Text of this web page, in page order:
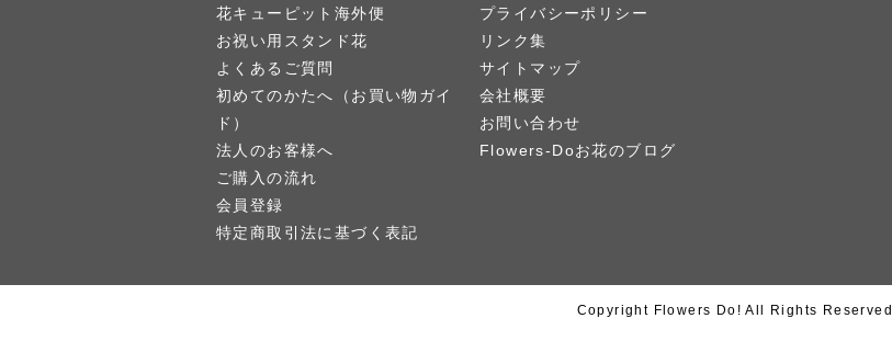
花キューピット海外便
お祝い用スタンド花
よくあるご質問
初めてのかたへ（お買い物ガイ
ド）
法人のお客様へ
ご購入の流れ
会員登録
特定商取引法に基づく表記
プライバシーポリシー
リンク集
サイトマップ
会社概要
お問い合わせ
Flowers-Doお花のブログ
Copyright Flowers Do! All Rights Reserved.